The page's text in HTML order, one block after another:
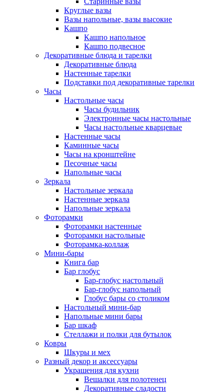
Круглые вазы
Вазы напольные, вазы высокие
Кашпо
Кашпо напольное
Кашпо подвесное
Декоративные блюда и тарелки
Декоративные блюда
Настенные тарелки
Подставки под декоративные тарелки
Часы
Настольные часы
Часы будильник
Электронные часы настольные
Часы настольные кварцевые
Настенные часы
Каминные часы
Часы на кронштейне
Песочные часы
Напольные часы
Зеркала
Настольные зеркала
Настенные зеркала
Напольные зеркала
Фоторамки
Фоторамки настенные
Фоторамки настольные
Фоторамка-коллаж
Мини-бары
Книга бар
Бар глобус
Бар-глобус настольный
Бар-глобус напольный
Глобус бары со столиком
Настольный мини-бар
Напольные мини бары
Бар шкаф
Стеллажи и полки для бутылок
Ковры
Шкуры и мех
Разный декор и аксессуары
Украшения для кухни
Вешалки для полотенец
Декоративные сладости